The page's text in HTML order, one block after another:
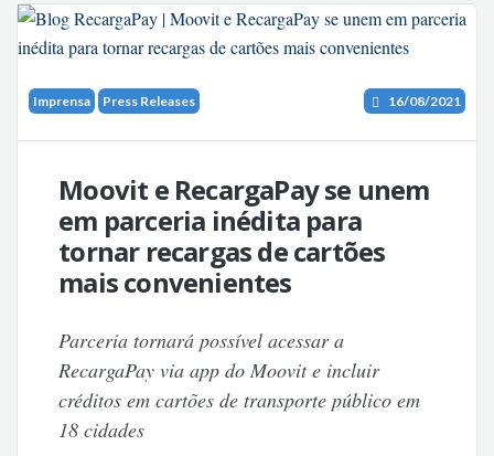
Imprensa Press Releases 16/08/2021
Moovit e RecargaPay se unem
em parceria inédita para
tornar recargas de cartões
mais convenientes
Parceria tornará possível acessar a
RecargaPay via app do Moovit e incluir
créditos em cartões de transporte público em
18 cidades